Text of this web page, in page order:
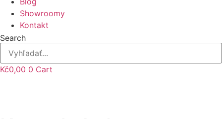
Showroomy
Kontakt
Search
Kč0,00 0 Cart